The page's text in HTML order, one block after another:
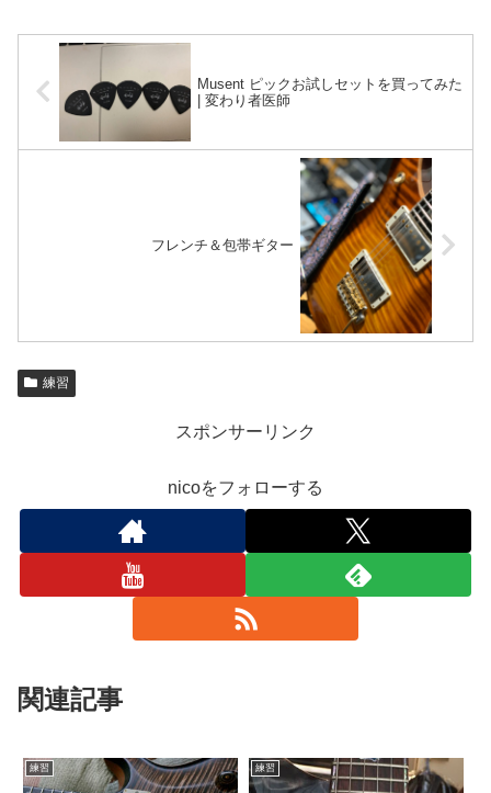
Musent ピックお試しセットを買ってみた
| 変わり者医師
フレンチ＆包帯ギター
練習
スポンサーリンク
nicoをフォローする
関連記事
練習 練習